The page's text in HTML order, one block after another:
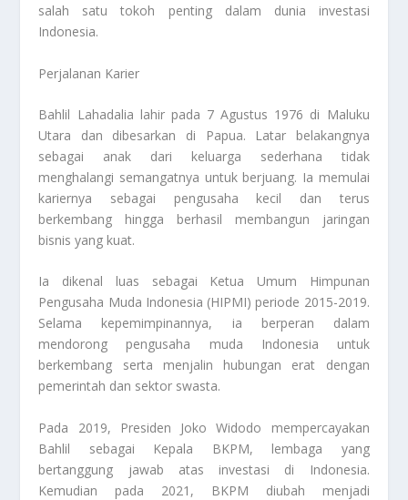
salah satu tokoh penting dalam dunia investasi
Indonesia.
Perjalanan Karier
Bahlil Lahadalia lahir pada 7 Agustus 1976 di Maluku
Utara dan dibesarkan di Papua. Latar belakangnya
sebagai anak dari keluarga sederhana tidak
menghalangi semangatnya untuk berjuang. Ia memulai
kariernya sebagai pengusaha kecil dan terus
berkembang hingga berhasil membangun jaringan
bisnis yang kuat.
Ia dikenal luas sebagai Ketua Umum Himpunan
Pengusaha Muda Indonesia (HIPMI) periode 2015-2019.
Selama kepemimpinannya, ia berperan dalam
mendorong pengusaha muda Indonesia untuk
berkembang serta menjalin hubungan erat dengan
pemerintah dan sektor swasta.
Pada 2019, Presiden Joko Widodo mempercayakan
Bahlil sebagai Kepala BKPM, lembaga yang
bertanggung jawab atas investasi di Indonesia.
Kemudian pada 2021, BKPM diubah menjadi